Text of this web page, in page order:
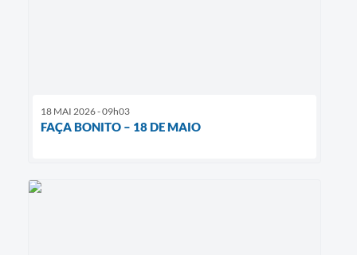
18 MAI 2026 - 09h03
FAÇA BONITO – 18 DE MAIO